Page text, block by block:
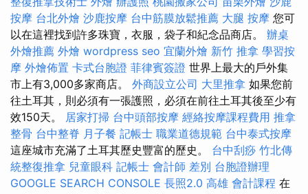
按摩 台北外燴 沙鹿按摩 台中筋膜放鬆推薦 大腿 按摩 您可
以在這裡找到許多珠寶，衣服，袋子和紀念品商店。 辦桌
外燴推薦 外燴 wordpress seo 宜蘭外燴 新竹 推拿 學習按
摩 外燴佈置 卡式台胞證 菲律賓簽證 世界上最大的戶外集
市上有3,000多家商店。 外商設立公司 大里推拿 如果您前
往土耳其，則必須有一張護照，必須在前往土耳其後至少有
效150天。 居家打掃 台中頭部按摩 經絡按摩課程費用 推拿
整骨 台中整脊 月子餐 記帳士 職業道德規範 台中泰式按摩
這座城市充滿了土耳其歷史豐富的歷史。 台中刮痧 竹北傳
統整復推拿 兒童眼科 記帳士 會計師 差別 台胞證辦理
GOOGLE SEARCH CONSOLE 長照2.0 高雄 會計課程 在